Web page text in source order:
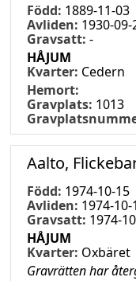
Född: 1889-11-03
Avliden: 1930-09-
Gravsatt: -
HÅJUM
Kvarter: Cedern
Hemort:
Gravplats: 1013
Aalto,
Född: 1974-10-15
Avliden: 1974-10-
Gravsatt: 1974-
HÅJUM
Kvarter: Oxbäret
Gravrätten har